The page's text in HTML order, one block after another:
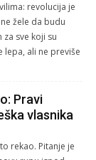
revolucija je
žele da budu
sve koji su
lepa, ali ne previše
Pravi
vlasnika
rekao. Pitanje je